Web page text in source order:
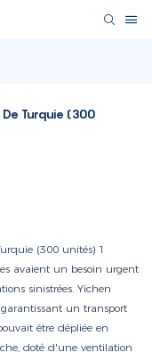
Turquie (300
avaient un besoin urgent
sinistrées. Yichen
un transport
être dépliée en
doté d'une ventilation